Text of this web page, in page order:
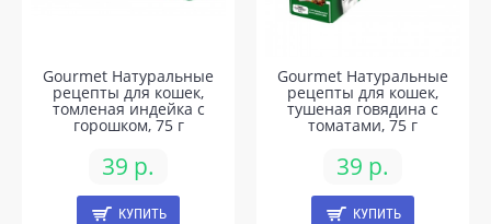
Gourmet Натуральные
рецепты для кошек,
томленая индейка с
горошком, 75 г
39 р.
КУПИТЬ
Gourmet Натуральные
рецепты для кошек,
тушеная говядина с
томатами, 75 г
39 р.
КУПИТЬ